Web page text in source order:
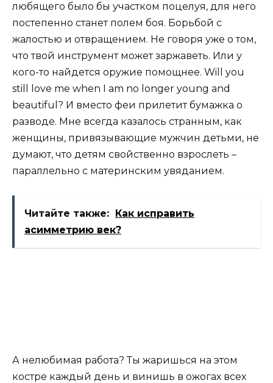
любящего было бы участком поцелуя, для него
постепенно станет полем боя. Борьбой с
жалостью и отвращением. Не говоря уже о том,
что твой инструмент может заржаветь. Или у
кого-то найдется оружие помощнее. Will you
still love me when I am no longer young and
beautiful? И вместо феи прилетит бумажка о
разводе. Мне всегда казалось странным, как
женщины, привязывающие мужчин детьми, не
думают, что детям свойственно взрослеть –
параллельно с материнским увяданием.
Читайте также:
Как исправить
асимметрию век?
А нелюбимая работа? Ты жаришься на этом
костре каждый день и винишь в ожогах всех